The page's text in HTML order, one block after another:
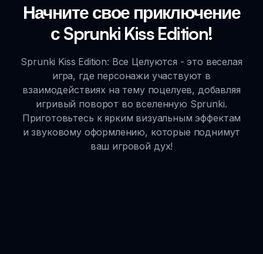
Начните свое приключение
с Sprunki Kiss Edition!
Sprunki Kiss Edition: Все Целуются - это веселая
игра, где персонажи участвуют в
взаимодействиях на тему поцелуев, добавляя
игривый поворот во вселенную Sprunki.
Приготовьтесь к ярким визуальным эффектам
и звуковому оформлению, которые поднимут
ваш игровой дух!